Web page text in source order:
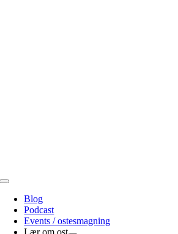
Toggle
Navigation
Blog
Podcast
Events / ostesmagning
Lær om ost